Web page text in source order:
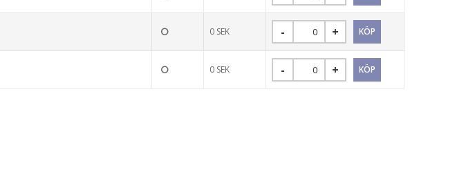
0 SEK
0 SEK